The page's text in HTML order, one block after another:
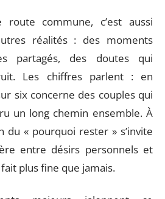
route commune, c’est aussi
réalités : des moments
partagés, des doutes qui
Les chiffres parlent : en
six concerne des couples qui
un long chemin ensemble. À
du « pourquoi rester » s’invite
entre désirs personnels et
plus fine que jamais.